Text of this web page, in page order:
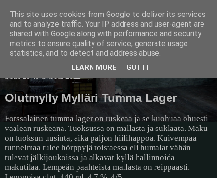
Pullollinen
tiistai 18. lokakuuta 2022
Olutmylly Mylläri Tumma Lager
Forssalainen tumma lager on ruskeaa ja se kuohuaa ohuesti
vaalean ruskeana. Tuoksussa on mallasta ja suklaata. Maku
on tuoksun uusinta, aika paljon hiilihappoa. Kuivempaa
tunnelmaa tulee hörppyjä toistaessa eli humalat vähän
tulevat jälkijoukoissa ja alkavat kyllä hallinnoida
makutilaa. Lempeän paahteista mallasta on reippaasti.
This site uses cookies from Google to deliver its services
and to analyze traffic. Your IP address and user-agent are
shared with Google along with performance and security
metrics to ensure quality of service, generate usage
statistics, and to detect and address abuse.
LEARN MORE GOT IT